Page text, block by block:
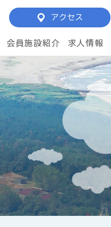
アクセス
会員施設紹介 求人情報